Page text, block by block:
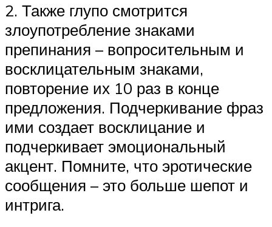
2. Также глупо смотрится
злоупотребление знаками
препинания – вопросительным и
восклицательным знаками,
повторение их 10 раз в конце
предложения. Подчеркивание фраз
ими создает восклицание и
подчеркивает эмоциональный
акцент. Помните, что эротические
сообщения – это больше шепот и
интрига.